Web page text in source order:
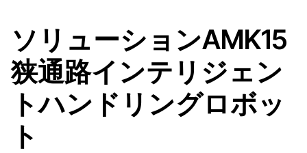
ソリューションAMK15
狭通路インテリジェン
トハンドリングロボッ
ト